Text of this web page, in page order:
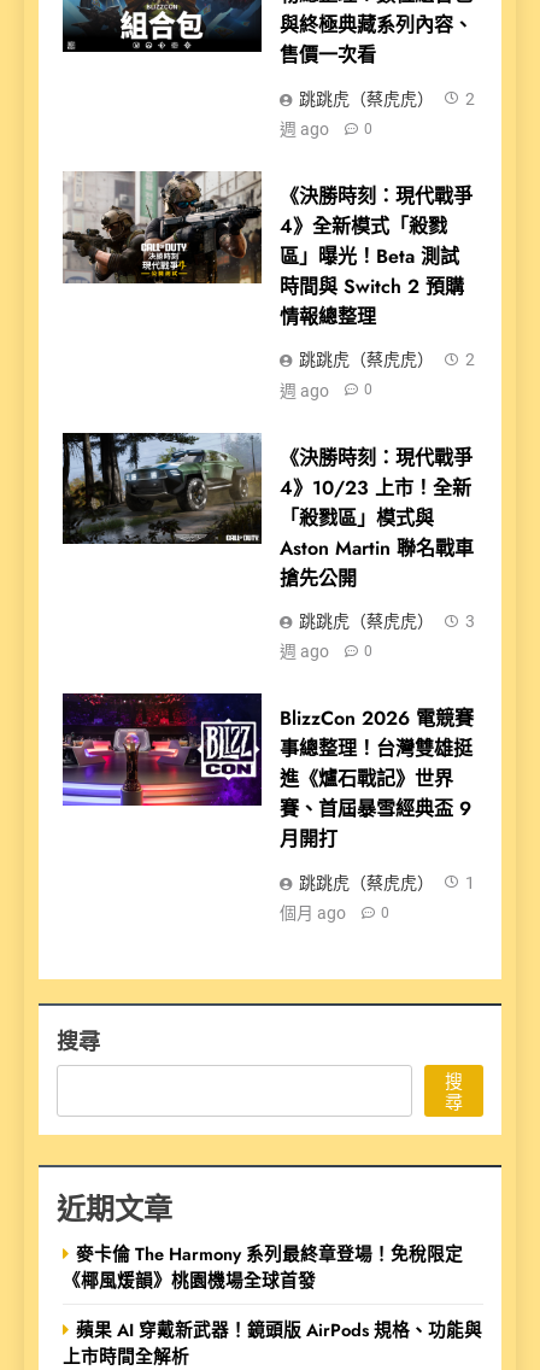
與終極典藏系列內容、
售價一次看
跳跳虎（蔡虎虎）
2
週 ago
0
《決勝時刻：現代戰爭
4》全新模式「殺戮
區」曝光！Beta 測試
時間與 Switch 2 預購
情報總整理
跳跳虎（蔡虎虎）
2
週 ago
0
《決勝時刻：現代戰爭
4》10/23 上市！全新
「殺戮區」模式與
Aston Martin 聯名戰車
搶先公開
跳跳虎（蔡虎虎）
3
週 ago
0
BlizzCon 2026 電競賽
事總整理！台灣雙雄挺
進《爐石戰記》世界
賽、首屆暴雪經典盃 9
月開打
跳跳虎（蔡虎虎）
1
個月 ago
0
搜尋
搜
尋
近期文章
麥卡倫 The Harmony 系列最終章登場！免稅限定
《椰風煖韻》桃園機場全球首發
蘋果 AI 穿戴新武器！鏡頭版 AirPods 規格、功能與
上市時間全解析